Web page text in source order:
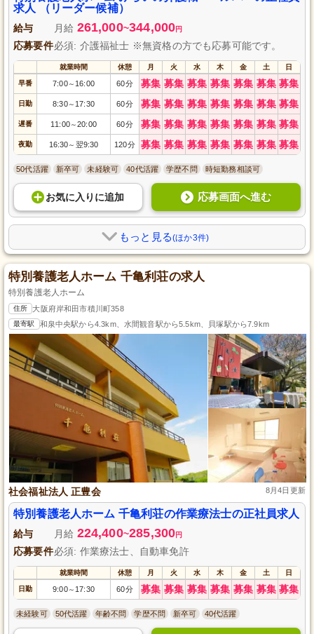
求人 （リーダー候補）
給与 月給 261,000~344,000円
応募要件必須: 介護福祉士 ※無資格の方でも応募可能です。
就業時間 休憩 月 火 水 木 金 土 日
早番 7:00～ 16:00 60分 募集 募集 募集 募集 募集 募集 募集
日勤 8:30～ 17:30 60分 募集 募集 募集 募集 募集 募集 募集
遅番 11:00～20:00 60分 募集 募集 募集 募集 募集 募集 募集
夜勤 16:30～ 翌9:30 120分 募集 募集 募集 募集 募集 募集 募集
50代活躍 新卒可 未経験可 40代活躍 学歴不問 時短勤務相談可
お気に入り に追加 応募画面へ進む
もっと見る(ほか3件)
特別養護老人ホーム 千亀利荘の求人
特別養護老人ホーム
住所 大阪府岸和田市積川町358
最寄駅 和泉中央駅から4.3km、水間観音駅から5.5km、貝塚駅から7.9km
社会福祉法人 正豊会 8月4日更新
特別養護老人ホーム 千亀利荘の作業療法士の正社員求人
給与 月給 224,400~285,300円
応募要件必須: 作業療法士、自動車免許
就業時間 休憩 月 火 水 木 金 土 日
日勤 9:00～ 17:30 60分 募集 募集 募集 募集 募集 募集 募集
未経験可 50代活躍 年齢不問 学歴不問 新卒可 40代活躍